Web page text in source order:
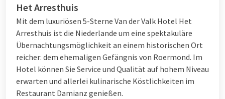
Het Arresthuis
Mit dem luxuriösen 5-Sterne Van der Valk Hotel Het
Arresthuis ist die Niederlande um eine spektakuläre
Übernachtungsmöglichkeit an einem historischen Ort
reicher: dem ehemaligen Gefängnis von Roermond. Im
Hotel können Sie Service und Qualität auf hohem Niveau
erwarten und allerlei kulinarische Köstlichkeiten im
Restaurant Damianz genießen.